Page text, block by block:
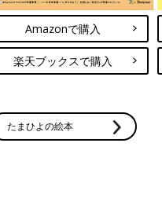
テレビの出演・講演など幅
Amazonで購入
楽天ブックスで購入
たまひよの絵本